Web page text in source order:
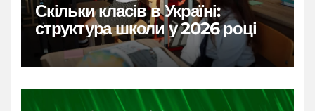
Скільки класів в Україні:
структура школи у 2026 році